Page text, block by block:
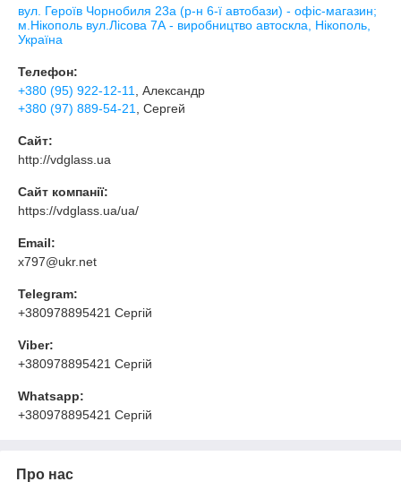
вул. Героїв Чорнобиля 23а (р-н 6-ї автобази) - офіс-магазин;
м.Нікополь вул.Лісова 7А - виробництво автоскла, Нікополь,
Україна
Телефон:
+380 (95) 922-12-11
, Александр
+380 (97) 889-54-21
, Сергей
Сайт:
http://vdglass.ua
Сайт компанії:
https://vdglass.ua/ua/
Email:
x797@ukr.net
Telegram:
+380978895421 Сергій
Viber:
+380978895421 Сергій
Whatsapp:
+380978895421 Сергій
Про нас